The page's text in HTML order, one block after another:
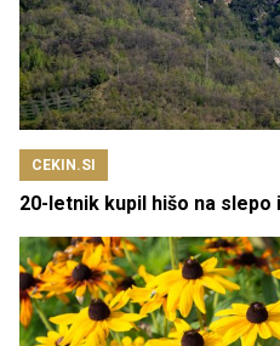
CEKIN.SI
20-letnik kupil hišo na slepo